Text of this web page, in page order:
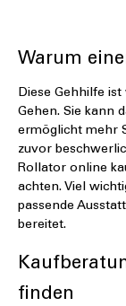
Warum
Diese Gehhilfe
Gehen. Sie kann
ermöglicht mehr
zuvor
Rollator online
achten. Viel
passende
bereitet.
finden